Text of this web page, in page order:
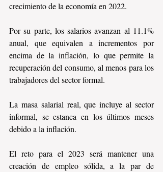
crecimiento de la economía en 2022.
Por su parte, los salarios avanzan al 11.1%
anual, que equivalen a incrementos por
encima de la inflación, lo que permite la
recuperación del consumo, al menos para los
trabajadores del sector formal.
La masa salarial real, que incluye al sector
informal, se estanca en los últimos meses
debido a la inflación.
El reto para el 2023 será mantener una
creación de empleo sólida, a la par de